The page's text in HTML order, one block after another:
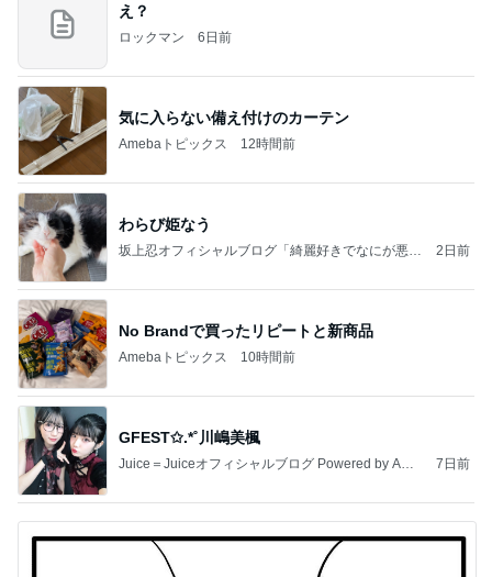
え？
ロックマン 6日前
気に入らない備え付けのカーテン
Amebaトピックス 12時間前
わらび姫なう
坂上忍オフィシャルブログ「綺麗好きでなにが悪
2日前
No Brandで買ったリピートと新商品
Amebaトピックス 10時間前
GFEST✩.*˚川嶋美楓
Juice＝Juiceオフィシャルブログ Powered by Ame
7日前